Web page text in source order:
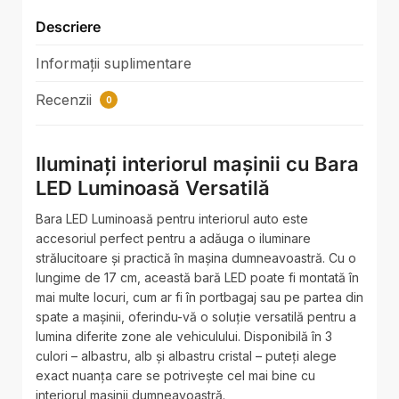
Descriere
Informații suplimentare
Recenzii 0
Iluminați interiorul mașinii cu Bara
LED Luminoasă Versatilă
Bara LED Luminoasă pentru interiorul auto este
accesoriul perfect pentru a adăuga o iluminare
strălucitoare și practică în mașina dumneavoastră. Cu o
lungime de 17 cm, această bară LED poate fi montată în
mai multe locuri, cum ar fi în portbagaj sau pe partea din
spate a mașinii, oferindu-vă o soluție versatilă pentru a
lumina diferite zone ale vehiculului. Disponibilă în 3
culori – albastru, alb și albastru cristal – puteți alege
exact nuanța care se potrivește cel mai bine cu
interiorul mașinii dumneavoastră.